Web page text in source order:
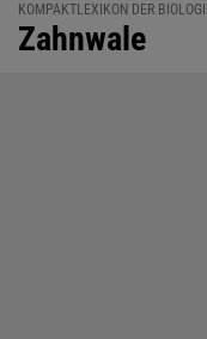
KOMPAKTLEXIKON DER
:
Zahnwale